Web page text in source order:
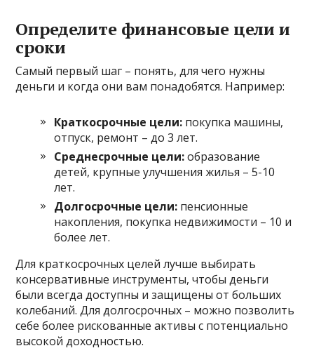
Определите финансовые цели и
сроки
Самый первый шаг – понять, для чего нужны
деньги и когда они вам понадобятся. Например:
Краткосрочные цели: покупка машины,
отпуск, ремонт – до 3 лет.
Среднесрочные цели:образование
детей, крупные улучшения жилья – 5-10
лет.
Долгосрочные цели: пенсионные
накопления, покупка недвижимости – 10 и
более лет.
Для краткосрочных целей лучше выбирать
консервативные инструменты, чтобы деньги
были всегда доступны и защищены от больших
колебаний. Для долгосрочных – можно позволить
себе более рискованные активы с потенциально
высокой доходностью.